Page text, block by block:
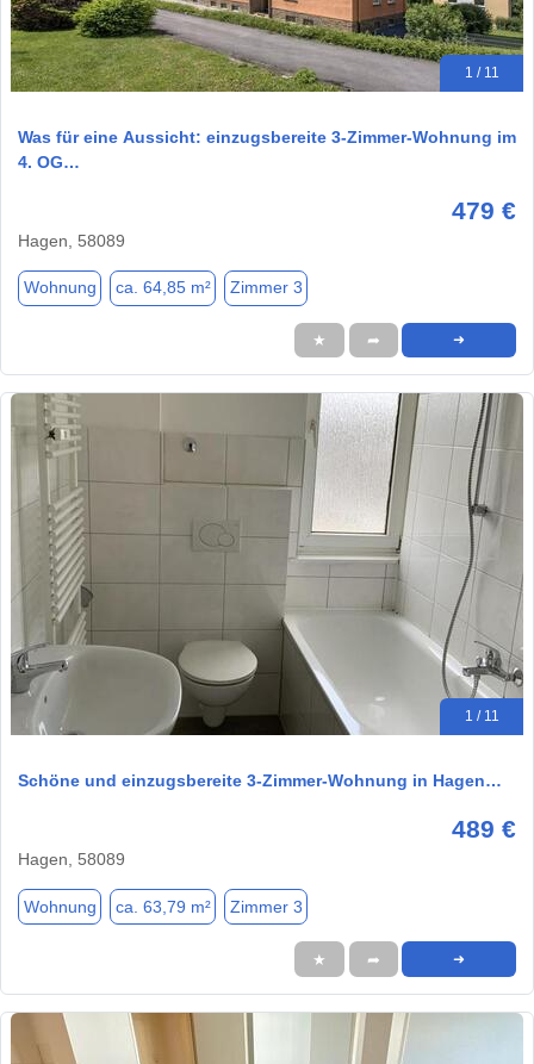
1 / 11
Was für eine Aussicht: einzugsbereite 3-Zimmer-Wohnung im
4. OG…
479 €
Hagen, 58089
Wohnung ca. 64,85 m² Zimmer 3
★ ➦ ➜
1 / 11
Schöne und einzugsbereite 3-Zimmer-Wohnung in Hagen…
489 €
Hagen, 58089
Wohnung ca. 63,79 m² Zimmer 3
★ ➦ ➜